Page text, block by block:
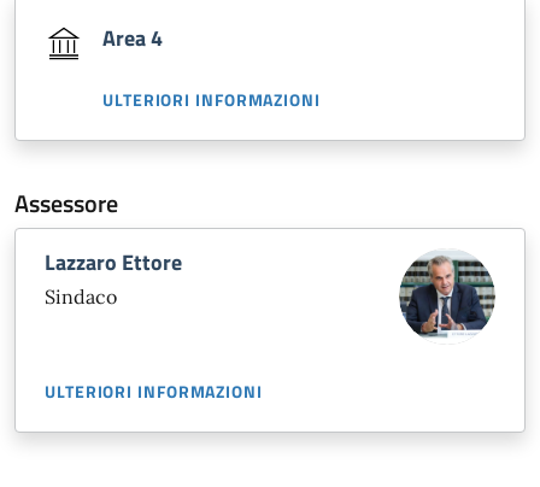
Area 4
ULTERIORI INFORMAZIONI
Assessore
Lazzaro Ettore
Sindaco
ULTERIORI INFORMAZIONI